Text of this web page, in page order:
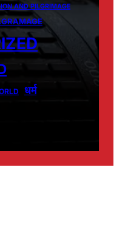
AND PILGRIMAGE
धर्म